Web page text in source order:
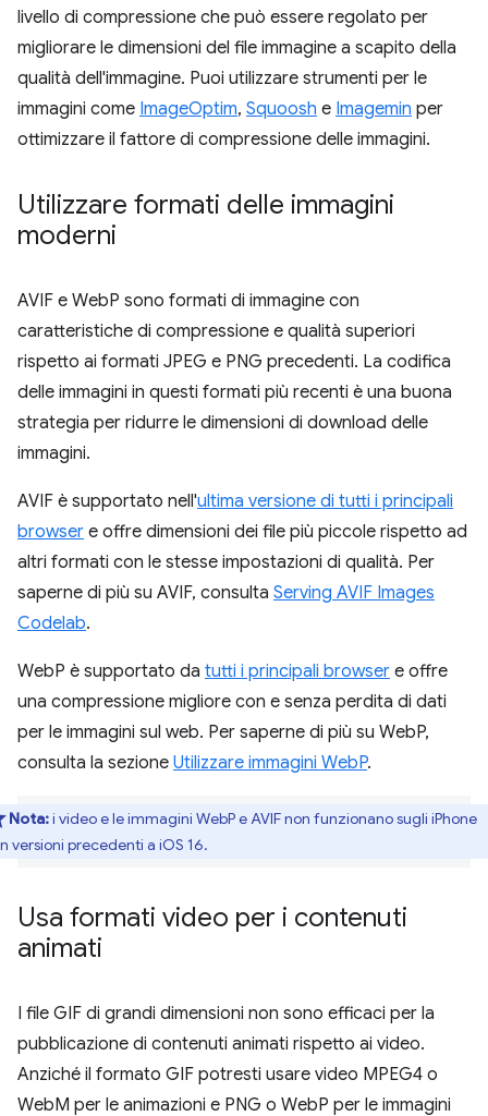
livello di compressione che può essere regolato per
migliorare le dimensioni del file immagine a scapito della
qualità dell'immagine. Puoi utilizzare strumenti per le
immagini come ImageOptim, Squoosh e Imagemin per
ottimizzare il fattore di compressione delle immagini.
Utilizzare formati delle immagini
moderni
AVIF e WebP sono formati di immagine con
caratteristiche di compressione e qualità superiori
rispetto ai formati JPEG e PNG precedenti. La codifica
delle immagini in questi formati più recenti è una buona
strategia per ridurre le dimensioni di download delle
immagini.
AVIF è supportato nell'ultima versione di tutti i principali
browser e offre dimensioni dei file più piccole rispetto ad
altri formati con le stesse impostazioni di qualità. Per
saperne di più su AVIF, consulta Serving AVIF Images
Codelab.
WebP è supportato da tutti i principali browser e offre
una compressione migliore con e senza perdita di dati
per le immagini sul web. Per saperne di più su WebP,
consulta la sezione Utilizzare immagini WebP.
Nota:i video e le immagini WebP e AVIF non funzionano sugli iPhone
versioni precedenti a iOS 16.
Usa formati video per i contenuti
animati
I file GIF di grandi dimensioni non sono efficaci per la
pubblicazione di contenuti animati rispetto ai video.
Anziché il formato GIF potresti usare video MPEG4 o
WebM per le animazioni e PNG o WebP per le immagini